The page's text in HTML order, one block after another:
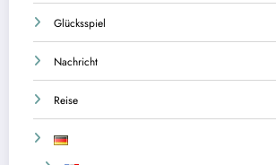
Glücksspiel
Nachricht
Reise